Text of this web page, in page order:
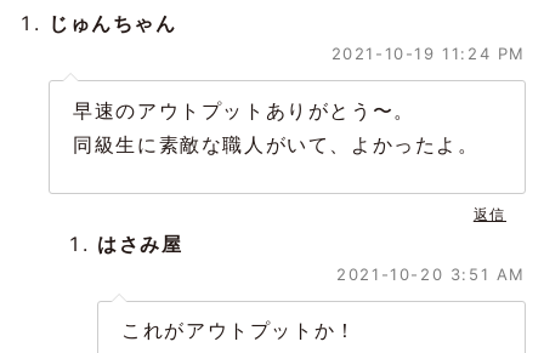
じゅんちゃん
2021-10-19 11:24 PM
早速のアウトプットありがとう〜。
同級生に素敵な職人がいて、よかったよ。
返信
はさみ屋
2021-10-20 3:51 AM
これがアウトプットか！